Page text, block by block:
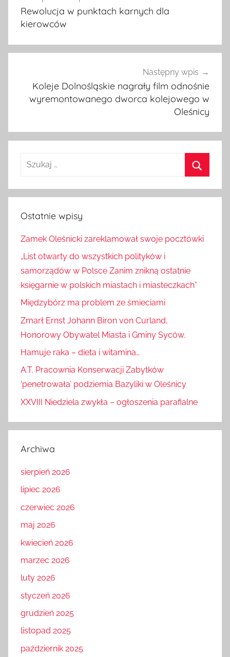
wpisu
Rewolucja w punktach karnych dla
kierowców
Następny wpis
Koleje Dolnośląskie nagrały film odnośnie
wyremontowanego dworca kolejowego w
Oleśnicy
Szukaj:
Ostatnie wpisy
Zamek Oleśnicki zareklamował swoje pocztówki
„List otwarty do wszystkich polityków i
samorządów w Polsce Zanim znikną ostatnie
księgarnie w polskich miastach i miasteczkach”
Międzybórz ma problem ze śmieciami
Zmarł Ernst Johann Biron von Curland,
Honorowy Obywatel Miasta i Gminy Syców.
Hamuje raka – dieta i witamina…
A.T. Pracownia Konserwacji Zabytków
'penetrowała’ podziemia Bazyliki w Oleśnicy
XXVIII Niedziela zwykła – ogłoszenia parafialne
Archiwa
sierpień 2026
lipiec 2026
czerwiec 2026
maj 2026
kwiecień 2026
marzec 2026
luty 2026
styczeń 2026
grudzień 2025
listopad 2025
październik 2025